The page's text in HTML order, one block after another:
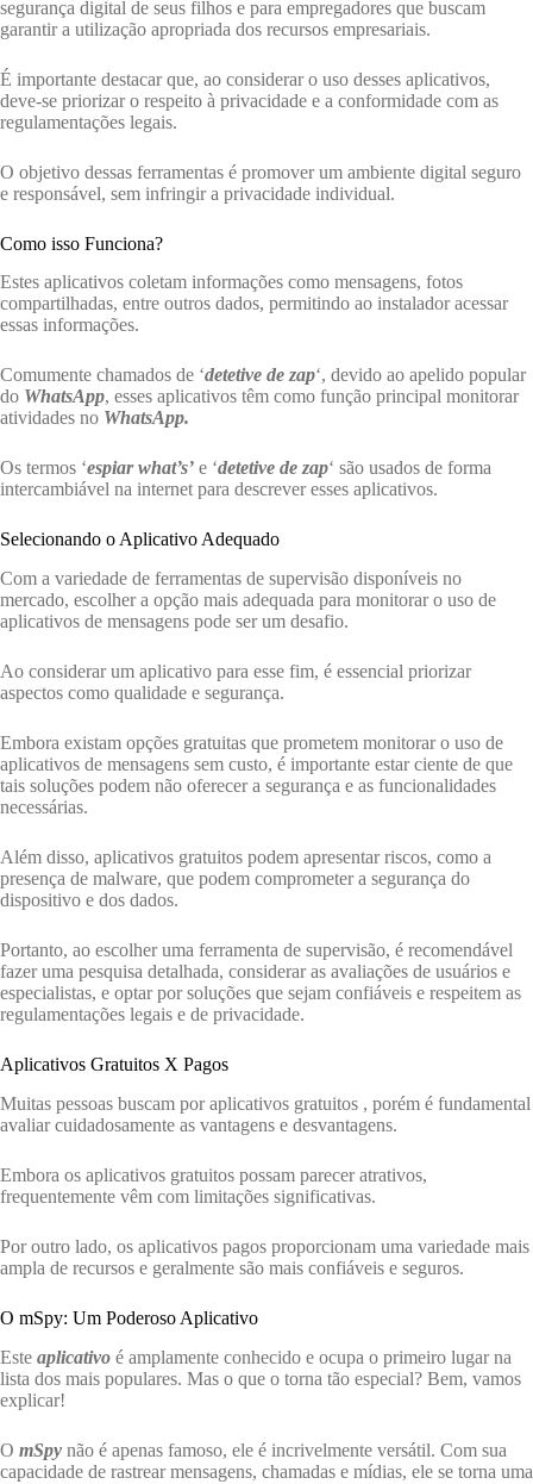
segurança digital de seus filhos e para empregadores que buscam
garantir a utilização apropriada dos recursos empresariais.
É importante destacar que, ao considerar o uso desses aplicativos,
deve-se priorizar o respeito à privacidade e a conformidade com as
regulamentações legais.
O objetivo dessas ferramentas é promover um ambiente digital seguro
e responsável, sem infringir a privacidade individual.
Como isso Funciona?
Estes aplicativos coletam informações como mensagens, fotos
compartilhadas, entre outros dados, permitindo ao instalador acessar
essas informações.
Comumente chamados de ‘detetive de zap‘, devido ao apelido popular
do WhatsApp, esses aplicativos têm como função principal monitorar
atividades no WhatsApp.
Os termos ‘espiar what’s’ e ‘detetive de zap‘ são usados de forma
intercambiável na internet para descrever esses aplicativos.
Selecionando o Aplicativo Adequado
Com a variedade de ferramentas de supervisão disponíveis no
mercado, escolher a opção mais adequada para monitorar o uso de
aplicativos de mensagens pode ser um desafio.
Ao considerar um aplicativo para esse fim, é essencial priorizar
aspectos como qualidade e segurança.
Embora existam opções gratuitas que prometem monitorar o uso de
aplicativos de mensagens sem custo, é importante estar ciente de que
tais soluções podem não oferecer a segurança e as funcionalidades
necessárias.
Além disso, aplicativos gratuitos podem apresentar riscos, como a
presença de malware, que podem comprometer a segurança do
dispositivo e dos dados.
Portanto, ao escolher uma ferramenta de supervisão, é recomendável
fazer uma pesquisa detalhada, considerar as avaliações de usuários e
especialistas, e optar por soluções que sejam confiáveis e respeitem as
regulamentações legais e de privacidade.
Aplicativos Gratuitos X Pagos
Muitas pessoas buscam por aplicativos gratuitos , porém é fundamental
avaliar cuidadosamente as vantagens e desvantagens.
Embora os aplicativos gratuitos possam parecer atrativos,
frequentemente vêm com limitações significativas.
Por outro lado, os aplicativos pagos proporcionam uma variedade mais
ampla de recursos e geralmente são mais confiáveis e seguros.
O mSpy: Um Poderoso Aplicativo
Este aplicativo é amplamente conhecido e ocupa o primeiro lugar na
lista dos mais populares. Mas o que o torna tão especial? Bem, vamos
explicar!
O mSpy não é apenas famoso, ele é incrivelmente versátil. Com sua
capacidade de rastrear mensagens, chamadas e mídias, ele se torna uma